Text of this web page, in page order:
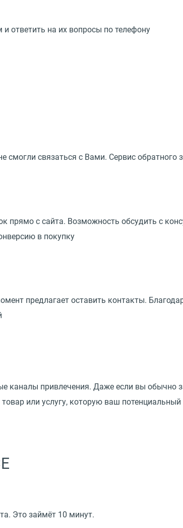
ответить на их вопросы по телефону
смогли связаться с Вами. Сервис
прямо с сайта. Возможность обсудить с
в покупку
предлагает оставить контакты.
каналы привлечения. Даже если вы обычно
или услугу, которую ваш потенциальный
Это займёт 10 минут.